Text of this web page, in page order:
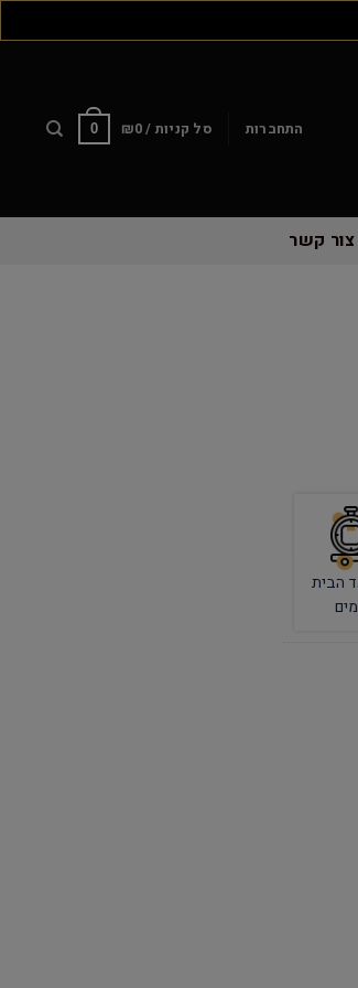
התחברות סל קניות / ₪0
0
צור קשר
הבית